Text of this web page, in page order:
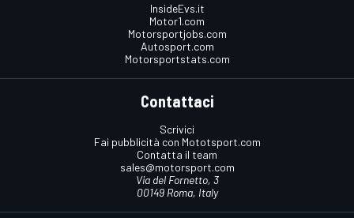
InsideEvs.it
Motor1.com
Motorsportjobs.com
Autosport.com
Motorsportstats.com
Contattaci
Scrivici
Fai pubblicità con Mototsport.com
Contatta il team
sales@motorsport.com
Via del Fornetto, 3
00149 Roma, Italy